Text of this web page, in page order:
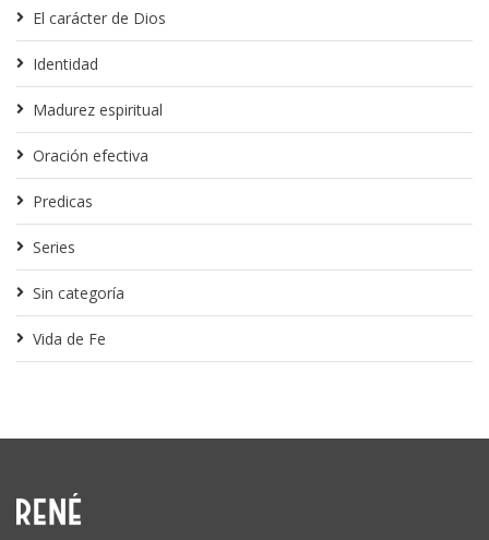
El carácter de Dios
Identidad
Madurez espiritual
Oración efectiva
Predicas
Series
Sin categoría
Vida de Fe